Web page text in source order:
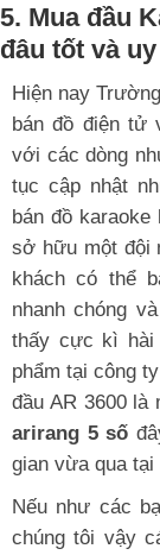
5. Mua đầu
đâu tốt và
Hiện nay
bán đồ điện tử
với các dòng
tục cập nhật
bán đồ karaoke
sở hữu một đội
khách có thể
nhanh chóng
thấy cực kì hài
phẩm tại công
đầu AR 3600
arirang 5 số
gian vừa qua tại
Nếu như các
chúng tôi vậy